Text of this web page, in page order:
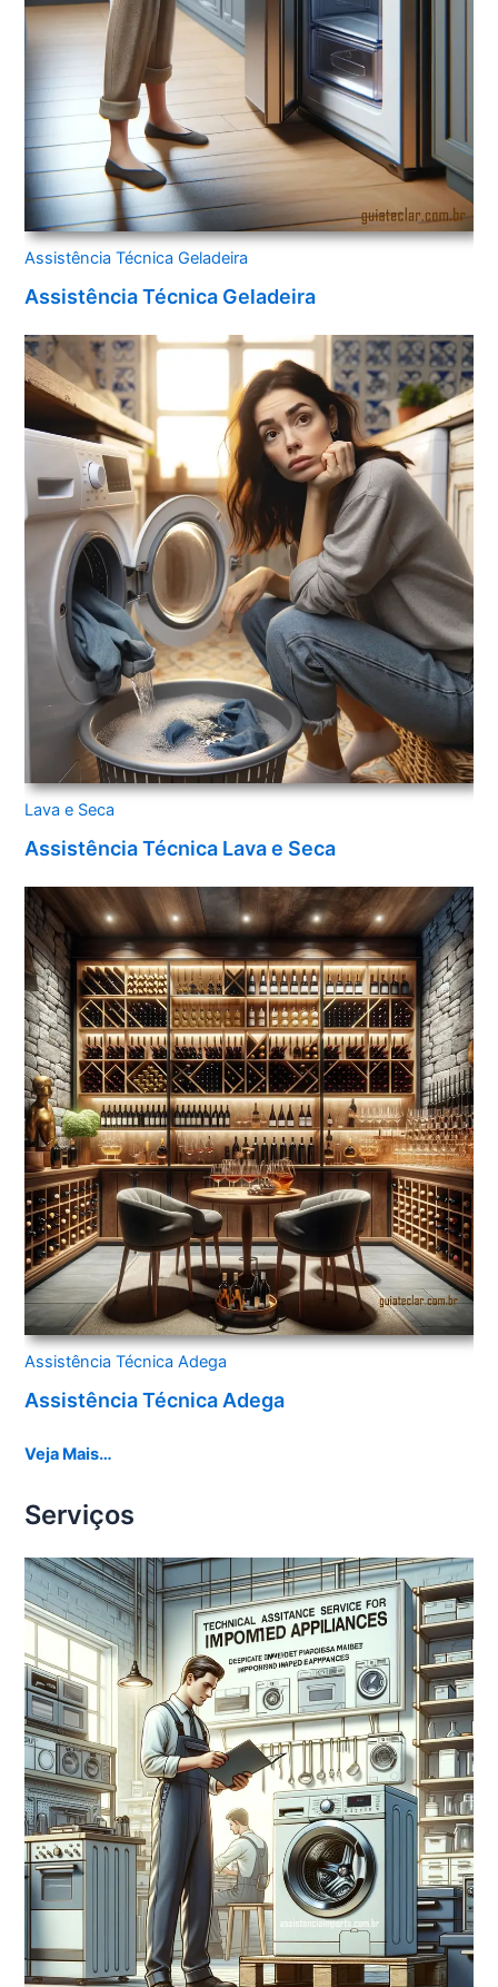
Assistência Técnica Geladeira
Assistência Técnica Geladeira
Lava e Seca
Assistência Técnica Lava e Seca
Assistência Técnica Adega
Assistência Técnica Adega
Veja Mais…
Serviços